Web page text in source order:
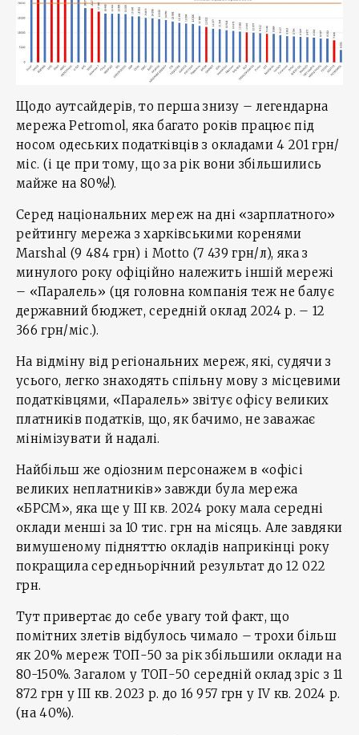
Щодо аутсайдерів, то перша знизу – легендарна
мережа Petromol, яка багато років працює під
носом одеських податківців з окладами 4 201 грн/
міс. (і це при тому, що за рік вони збільшились
майже на 80%!).
Серед національних мереж на дні «зарплатного»
рейтингу мережа з харківськими коренями
Marshal (9 484 грн) і Мotto (7 439 грн/л), яка з
минулого року офіційно належить іншій мережі
– «Паралель» (ця головна компанія теж не балує
державний бюджет, середній оклад 2024 р. – 12
366 грн/міс.).
На відміну від регіональних мереж, які, судячи з
усього, легко знаходять спільну мову з місцевими
податківцями, «Паралель» звітує офісу великих
платників податків, що, як бачимо, не заважає
мінімізувати й надалі.
Найбільш же одіозним персонажем в «офісі
великих неплатників» завжди була мережа
«БРСМ», яка ще у ІІІ кв. 2024 року мала середні
оклади менші за 10 тис. грн на місяць. Але завдяки
вимушеному підняттю окладів наприкінці року
покращила середньорічний результат до 12 022
грн.
Тут привертає до себе увагу той факт, що
помітних злетів відбулось чимало – трохи більш
як 20% мереж ТОП-50 за рік збільшили оклади на
80-150%. Загалом у ТОП-50 середній оклад зріс з 11
872 грн у ІІІ кв. 2023 р. до 16 957 грн у IV кв. 2024 р.
(на 40%).